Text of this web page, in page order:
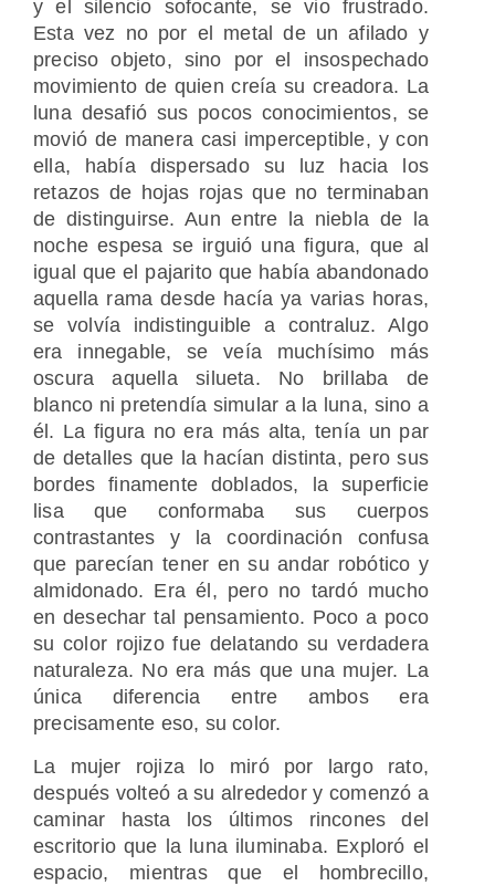
y el silencio sofocante, se vio frustrado.
Esta vez no por el metal de un afilado y
preciso objeto, sino por el insospechado
movimiento de quien creía su creadora. La
luna desafió sus pocos conocimientos, se
movió de manera casi imperceptible, y con
ella, había dispersado su luz hacia los
retazos de hojas rojas que no terminaban
de distinguirse. Aun entre la niebla de la
noche espesa se irguió una figura, que al
igual que el pajarito que había abandonado
aquella rama desde hacía ya varias horas,
se volvía indistinguible a contraluz. Algo
era innegable, se veía muchísimo más
oscura aquella silueta. No brillaba de
blanco ni pretendía simular a la luna, sino a
él. La figura no era más alta, tenía un par
de detalles que la hacían distinta, pero sus
bordes finamente doblados, la superficie
lisa que conformaba sus cuerpos
contrastantes y la coordinación confusa
que parecían tener en su andar robótico y
almidonado. Era él, pero no tardó mucho
en desechar tal pensamiento. Poco a poco
su color rojizo fue delatando su verdadera
naturaleza. No era más que una mujer. La
única diferencia entre ambos era
precisamente eso, su color.
La mujer rojiza lo miró por largo rato,
después volteó a su alrededor y comenzó a
caminar hasta los últimos rincones del
escritorio que la luna iluminaba. Exploró el
espacio, mientras que el hombrecillo,